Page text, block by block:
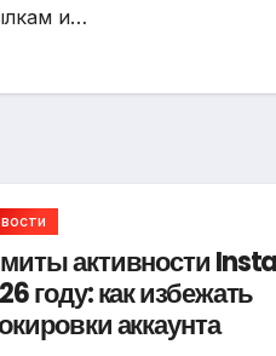
и…
активности
году: как избежать
аккаунта